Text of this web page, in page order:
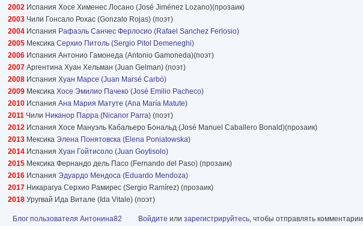
2002 Испания Хосе Хименес Лосано (José Jiménez Lozano)(прозаик)
2003 Чили Гонсало Рохас (Gonzalo Rojas) (поэт)
2004 Испания Рафаэль Санчес Ферлосио (Rafael Sanchez Ferlosio)
2005 Мексика Серхио Питоль (Sergio Pitol Demeneghi)
2006 Испания Антонио Гамонеда (Antonio Gamoneda)(поэт)
2007 Аргентина Хуан Хельман (Juan Gelman) (поэт)
2008 Испания Хуан Марсе (Juan Marsé Carbó)
2009 Мексика Хосе Эмилио Пачеко (José Emilio Pacheco)
2010 Испания Ана Мария Матуте (Ana María Matute)
2011 Чили Никанор Парра (Nicanor Parra) (поэт)
2012 Испания Хосе Мануэль Кабальеро Бональд (José Manuel Caballero Bonald)(прозаик)
2013 Мексика Элена Понятовска (Elena Poniatowska)
2014 Испания Хуан Гойтисоло (Juan Goytisolo)
2015 Мексика Фернандо дель Пасо (Fernando del Paso) (прозаик)
2016 Испания Эдуардо Мендоса (Eduardo Mendoza)
2017 Никарагуа Серхио Рамирес (Sergio Ramírez) (прозаик)
2018 Уругвай Ида Витале (Ida Vitale) (поэт)
Блог пользователя Антонина82 Войдите или зарегистрируйтесь, чтобы отправлять комментарии